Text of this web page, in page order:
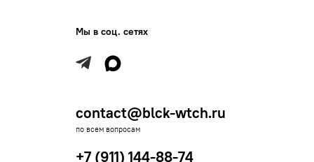
Мы в соц. сетях
contact@blck-wtch.ru
по всем вопросам
+7 (911) 144-88-74